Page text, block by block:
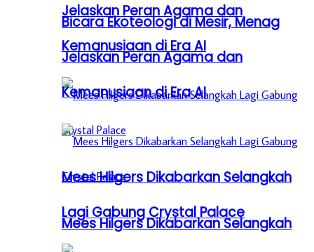
Jelaskan Peran Agama dan
Kemanusiaan di Era AI
Mees Hilgers Dikabarkan Selangkah
Lagi Gabung Crystal Palace
Bicara Ekoteologi di Mesir, Menag
Jelaskan Peran Agama dan
Kemanusiaan di Era AI
Mees Hilgers Dikabarkan Selangkah